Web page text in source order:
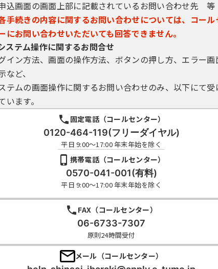
込画面の画面上部に記載されているお問い合わせ先 等
手続きの内容に関するお問い合わせについては、コール
にお問い合わせいただいても回答できません。
ステム操作に関するお問合せ
イン方法、画面の操作方法、ボタンの押し方、エラー画
など、
テムの画面操作に関するお問い合わせのみ、以下にて受
います。
固定電話（コールセンター）
0120-464-119(フリーダイヤル)
平日 9:00～17:00 年末年始を除く
携帯電話（コールセンター）
0570-041-001(有料)
平日 9:00～17:00 年末年始を除く
FAX（コールセンター）
06-6733-7307
原則24時間受付
メール（コールセンター）